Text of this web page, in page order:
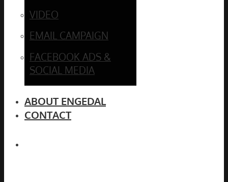
VIDEO
EMAIL CAMPAIGN
FACEBOOK ADS &
SOCIAL MEDIA
ABOUT ENGEDAL
CONTACT